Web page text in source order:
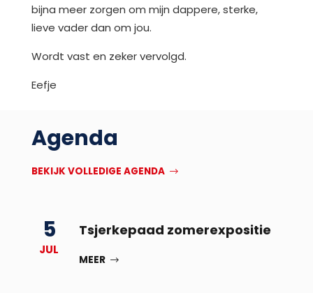
bijna meer zorgen om mijn dappere, sterke,
lieve vader dan om jou.
Wordt vast en zeker vervolgd.
Eefje
Agenda
BEKIJK VOLLEDIGE AGENDA
5
JUL
Tsjerkepaad zomerexpositie
MEER